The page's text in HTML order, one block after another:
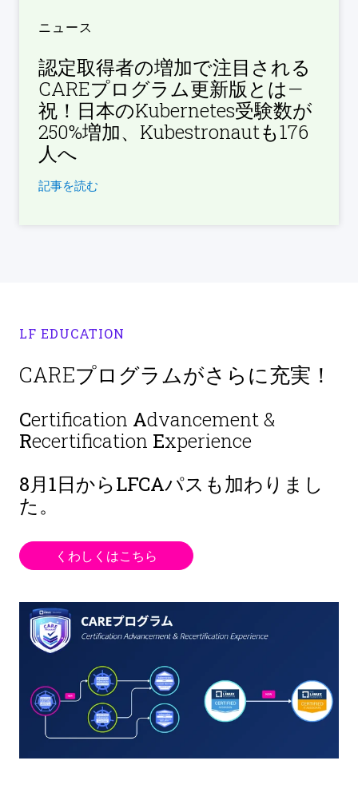
ニュース
認定取得者の増加で注目される
CAREプログラム更新版とは—
祝！日本のKubernetes受験数が
250%増加、Kubestronautも176
人へ
記事を読む
LF EDUCATION
CAREプログラムがさらに充実！
Certification Advancement &
Recertification Experience
8月1日からLFCAパスも加わりまし
た。
くわしくはこちら